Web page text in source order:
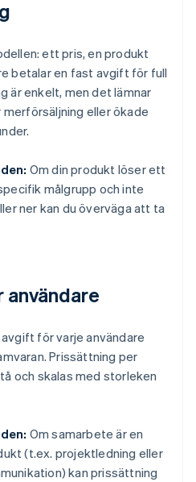
ett pris, en produkt
betalar en fast avgift för full
är enkelt, men det lämnar
eller ökade
Om din produkt löser ett
målgrupp och inte
ner kan du överväga att ta
för varje användare
Prissättning per
och skalas med storleken
Om samarbete är en
(t.ex. projektledning eller
kan prissättning